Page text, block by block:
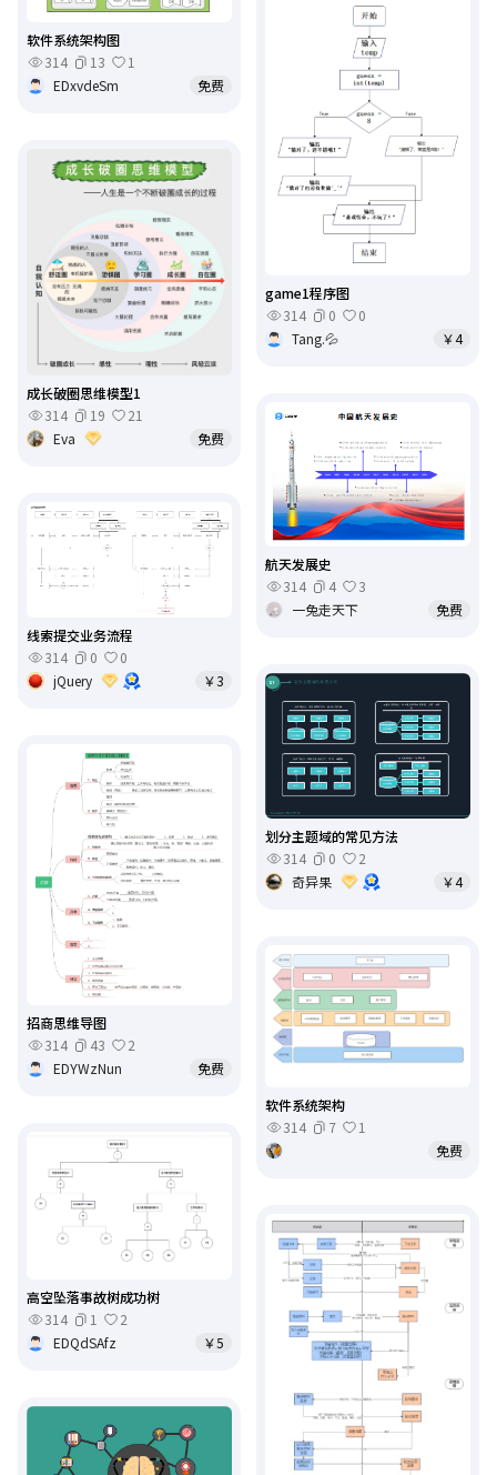
软件系统架构图
314
13
1
EDxvdeSm
免费
game1程序图
314
0
0
Tang.💦
￥4
成长破圈思维模型1
314
19
21
Eva
免费
航天发展史
314
4
3
一兔走天下
免费
线索提交业务流程
314
0
0
jQuery
￥3
划分主题域的常见方法
314
0
2
奇异果
￥4
招商思维导图
314
43
2
EDYWzNun
免费
软件系统架构
314
7
1
免费
高空坠落事故树成功树
314
1
2
EDQdSAfz
￥5